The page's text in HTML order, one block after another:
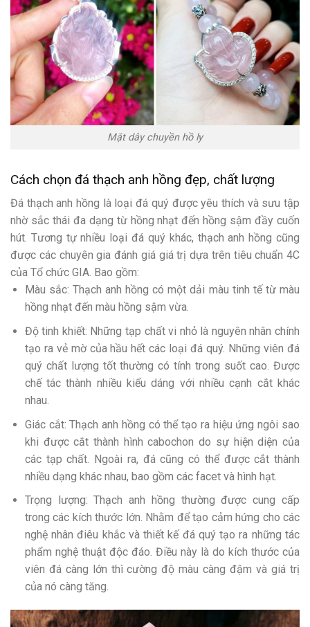
Mặt dây chuyền hồ ly
Cách chọn đá thạch anh hồng đẹp, chất lượng
Đá thạch anh hồng là loại đá quý được yêu thích và sưu tập
nhờ sắc thái đa dạng từ hồng nhạt đến hồng sậm đầy cuốn
hút. Tương tự nhiều loại đá quý khác, thạch anh hồng cũng
được các chuyên gia đánh giá giá trị dựa trên tiêu chuẩn 4C
của Tổ chức GIA. Bao gồm:
Màu sắc: Thạch anh hồng có một dải màu tinh tế từ màu
hồng nhạt đến màu hồng sậm vừa.
Độ tinh khiết: Những tạp chất vi nhỏ là nguyên nhân chính
tạo ra vẻ mờ của hầu hết các loại đá quý. Những viên đá
quý chất lượng tốt thường có tính trong suốt cao. Được
chế tác thành nhiều kiểu dáng với nhiều cạnh cắt khác
nhau.
Giác cắt: Thạch anh hồng có thể tạo ra hiệu ứng ngôi sao
khi được cắt thành hình cabochon do sự hiện diện của
các tạp chất. Ngoài ra, đá cũng có thể được cắt thành
nhiều dạng khác nhau, bao gồm các facet và hình hạt.
Trọng lượng: Thạch anh hồng thường được cung cấp
trong các kích thước lớn. Nhằm để tạo cảm hứng cho các
nghệ nhân điêu khắc và thiết kế đá quý tạo ra những tác
phẩm nghệ thuật độc đáo. Điều này là do kích thước của
viên đá càng lớn thì cường độ màu càng đậm và giá trị
của nó càng tăng.